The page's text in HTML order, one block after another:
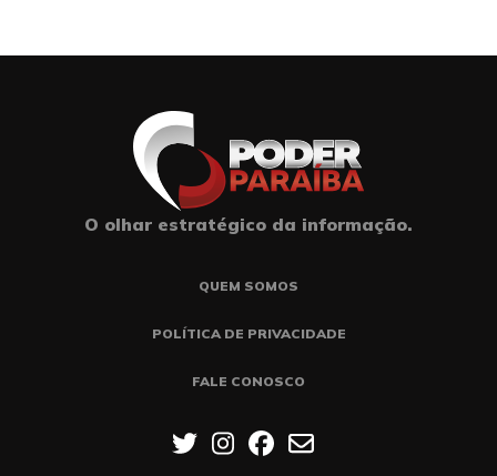
O olhar estratégico da informação.
QUEM SOMOS
POLÍTICA DE PRIVACIDADE
FALE CONOSCO